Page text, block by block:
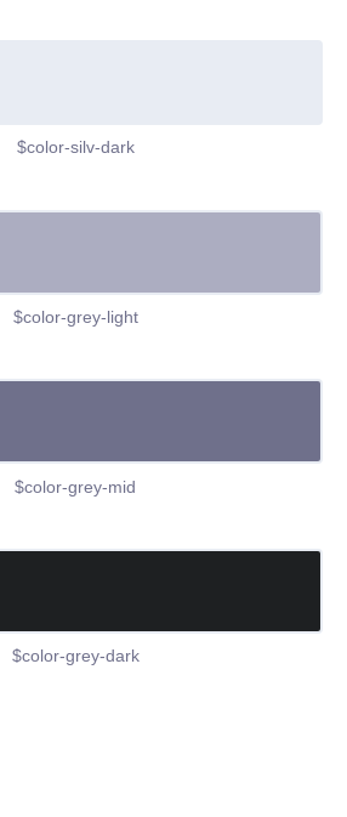
$color-silv-dark
$color-grey-light
$color-grey-mid
$color-grey-dark